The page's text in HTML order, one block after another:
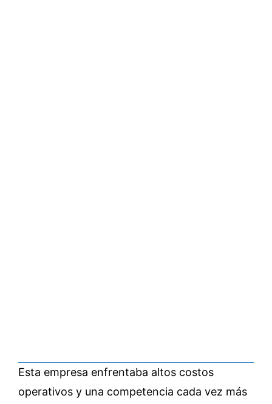
Esta empresa enfrentaba altos costos
operativos y una competencia cada vez más